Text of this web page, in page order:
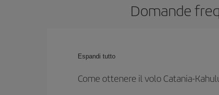
Domande
Espandi tutto
Come ottenere il volo Catania-